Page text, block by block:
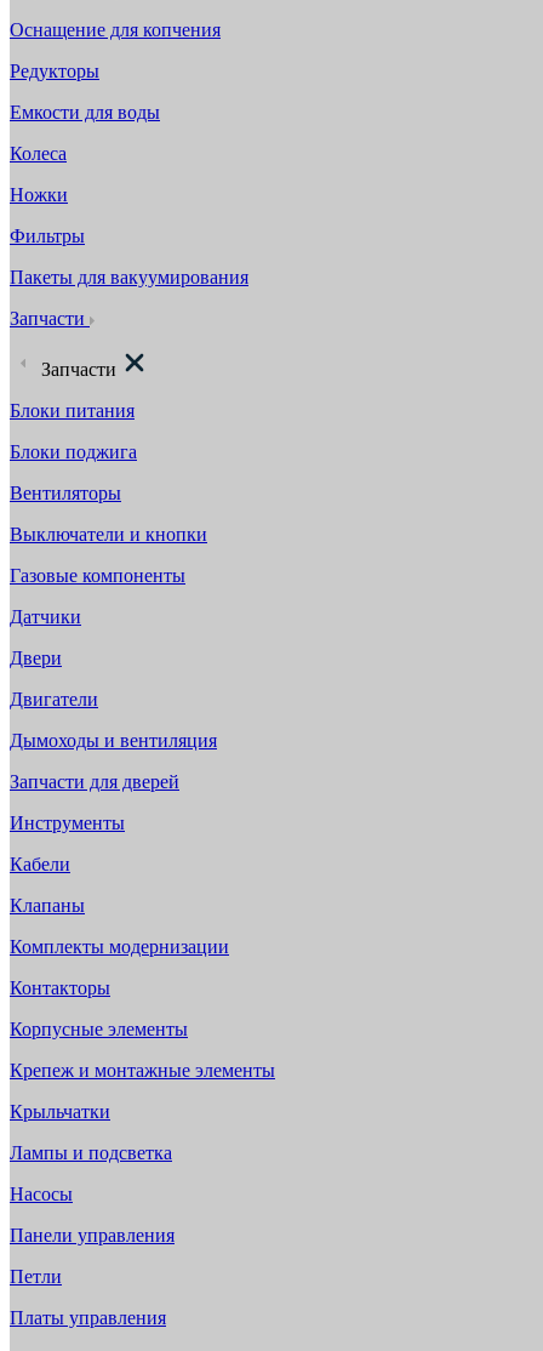
Оснащение для копчения
Редукторы
Емкости для воды
Колеса
Ножки
Фильтры
Пакеты для вакуумирования
Запчасти
Запчасти
Блоки питания
Блоки поджига
Вентиляторы
Выключатели и кнопки
Газовые компоненты
Датчики
Двери
Двигатели
Дымоходы и вентиляция
Запчасти для дверей
Инструменты
Кабели
Клапаны
Комплекты модернизации
Контакторы
Корпусные элементы
Крепеж и монтажные элементы
Крыльчатки
Лампы и подсветка
Насосы
Панели управления
Петли
Платы управления